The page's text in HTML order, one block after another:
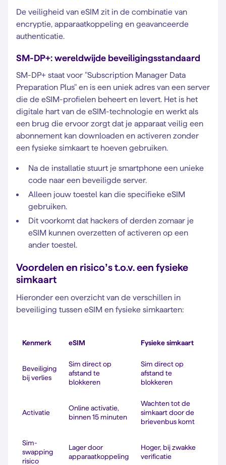
De veiligheid van eSIM zit in de combinatie van
encryptie, apparaatkoppeling en geavanceerde
authenticatie.
SM-DP+: wereldwijde beveiligingsstandaard
SM-DP+ staat voor "Subscription Manager Data
Preparation Plus" en is een uniek adres van een server
die de eSIM-profielen beheert en levert. Het is het
digitale hart van de eSIM-technologie en werkt als
een brug die ervoor zorgt dat je apparaat veilig een
abonnement kan downloaden en activeren zonder
een fysieke simkaart te hoeven gebruiken.
Na de installatie stuurt je smartphone een unieke
code naar een beveiligde server.
Alleen jouw toestel kan die specifieke eSIM
gebruiken.
Dit voorkomt dat hackers of derden zomaar je
eSIM kunnen overzetten of activeren op een
ander toestel.
Voordelen en risico’s t.o.v. een fysieke
simkaart
Hieronder een overzicht van de verschillen in
beveiliging tussen eSIM en fysieke simkaarten:
Kenmerk eSIM Fysieke simkaart
Beveiliging
bij verlies
Sim direct op
afstand te
blokkeren
Sim direct op
afstand te
blokkeren
Activatie
Online activatie,
binnen 15 minuten
Wachten tot de
simkaart door de
brievenbus komt
Sim-
swapping
risico
Lager door
apparaatkoppeling
Hoger, bij zwakke
verificatie